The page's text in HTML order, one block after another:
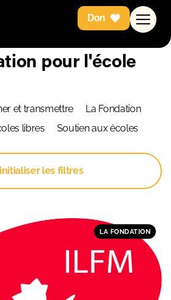
Don
l'actualité de
pour l'école
et transmettre
La Fondation
libres Soutien aux écoles
les filtres
LA FONDATION